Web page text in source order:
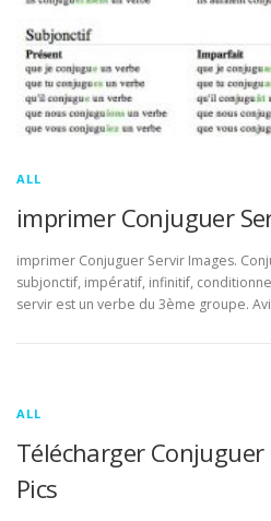
ALL
imprimer Conjuguer
imprimer Conjuguer Servir Images.
subjonctif, impératif, infinitif,
servir est un verbe du 3ème groupe.
ALL
Télécharger
Pics